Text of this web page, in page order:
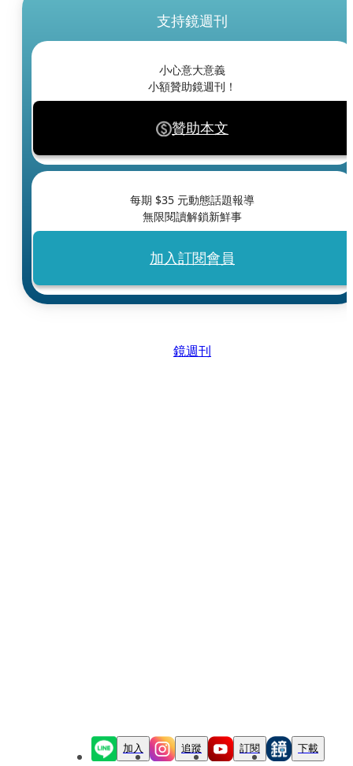
支持鏡週刊
小心意大意義
小額贊助鏡週刊！
贊助本文
每期 $35 元動態話題報導
無限閱讀解鎖新鮮事
加入訂閱會員
鏡週刊
加入 追蹤 訂閱 下載